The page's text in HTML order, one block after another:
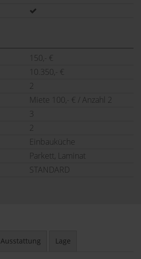
150,- €
10.350,- €
2
Miete 100,- € / Anzahl 2
3
2
Einbauküche
Parkett, Laminat
STANDARD
Ausstattung Lage